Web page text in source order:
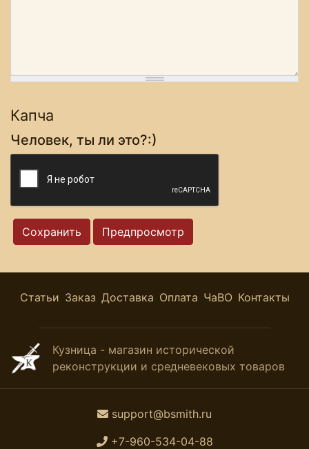
Капча
Человек, ты ли это?:)
Статьи Заказ Доставка Оплата ЧаВО Контакты
Кузница - магазин исторической
реконструкции и средневековых товаров
support@bsmith.ru
+7-960-534-04-88